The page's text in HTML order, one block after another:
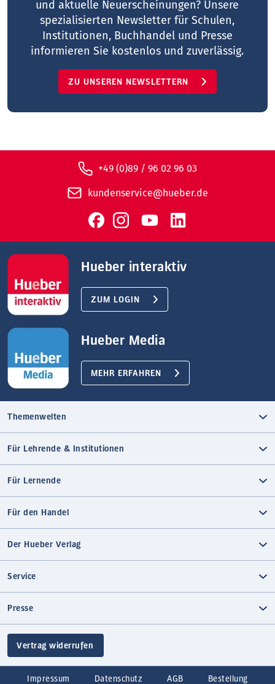
und aktuelle Neuerscheinungen? Unsere
spezialisierten Newsletter für Schulen,
Institutionen, Buchhandel und Presse
informieren Sie kostenlos und zuverlässig.
ZU UNSEREN NEWSLETTERN
+49 (0)89 / 96 02 96 03
kundenservice@hueber.de
Hueber interaktiv
ZUM LOGIN
Hueber Media
MEHR ERFAHREN
Themenwelten
Für Lehrende & Institutionen
Für Lernende
Für den Handel
Der Hueber Verlag
Service
Presse
Vertrag widerrufen
Impressum Datenschutz AGB Bestellung